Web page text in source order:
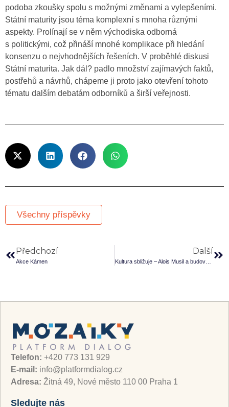
podoba zkoušky spolu s možnými změnami a vylepšeními.
Státní maturity jsou téma komplexní s mnoha různými
aspekty. Prolínají se v něm východiska odborná
s politickými, což přináší mnohé komplikace při hledání
konsenzu o nejvhodnějších řešeních. V proběhlé diskusi
Státní maturita. Jak dál? padlo množství zajímavých faktů,
postřehů a návrhů, chápeme ji proto jako otevření tohoto
tématu dalším debatám odborníků a širší veřejnosti.
Všechny příspěvky
Předchozí
Akce Kámen
Další
Kultura sbližuje – Alois Musil a budování československé orientalistiky po roce 1918
Telefon: +420 773 131 929
E-mail: info@platformdialog.cz
Adresa: Žitná 49, Nové město 110 00 Praha 1
Sledujte nás